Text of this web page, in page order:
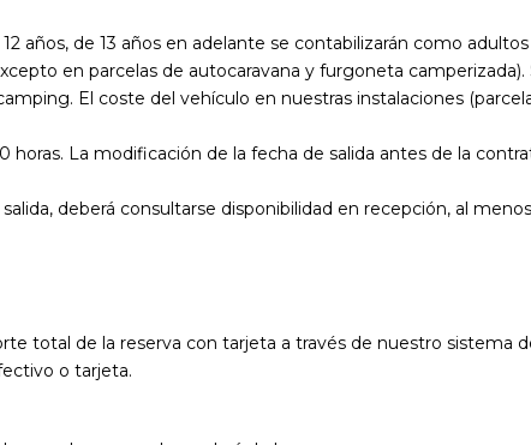
años, de 13 años en adelante se contabilizarán como adultos
en parcelas de autocaravana y furgoneta camperizada).
El coste del vehículo en nuestras instalaciones
horas. La modificación de la fecha de salida antes de la
deberá consultarse disponibilidad en recepción, al
total de la reserva con tarjeta a través de nuestro sistema
o tarjeta.